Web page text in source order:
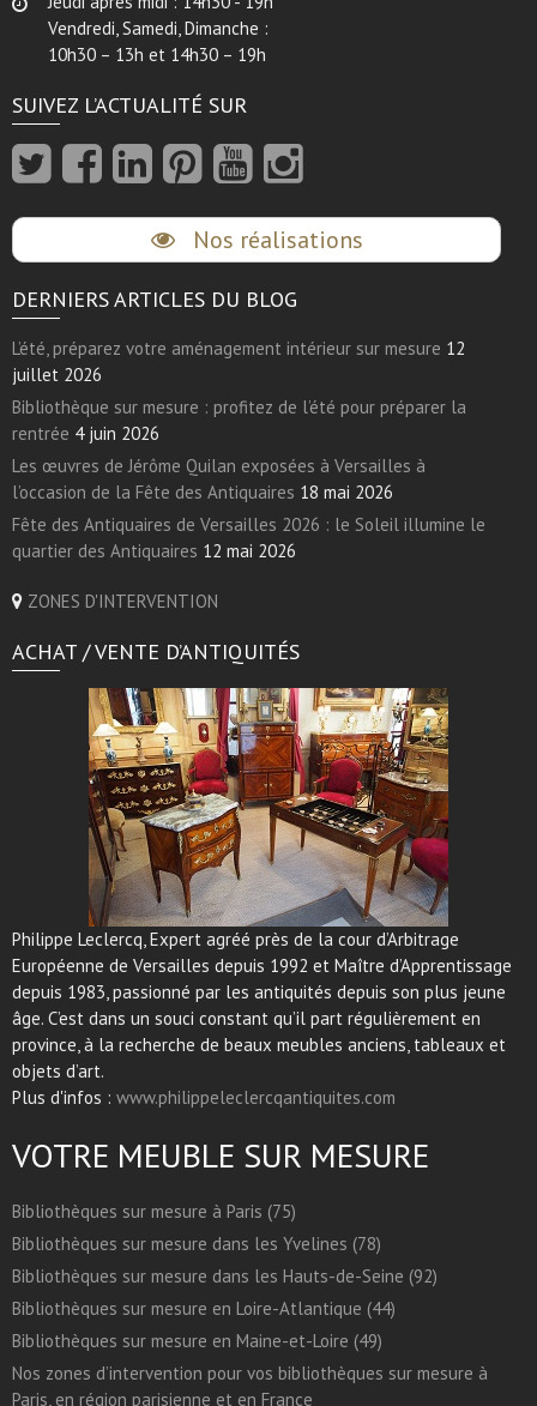
Vendredi, Samedi, Dimanche :
10h30 – 13h et 14h30 – 19h
SUIVEZ L’ACTUALITÉ SUR
Nos réalisations
DERNIERS ARTICLES DU BLOG
L’été, préparez votre aménagement intérieur sur mesure 12
juillet 2026
Bibliothèque sur mesure : profitez de l’été pour préparer la
rentrée 4 juin 2026
Les œuvres de Jérôme Quilan exposées à Versailles à
l’occasion de la Fête des Antiquaires 18 mai 2026
Fête des Antiquaires de Versailles 2026 : le Soleil illumine le
quartier des Antiquaires 12 mai 2026
ZONES D'INTERVENTION
ACHAT / VENTE D’ANTIQUITÉS
Philippe Leclercq, Expert agréé près de la cour d’Arbitrage
Européenne de Versailles depuis 1992 et Maître d’Apprentissage
depuis 1983, passionné par les antiquités depuis son plus jeune
âge. C’est dans un souci constant qu’il part régulièrement en
province, à la recherche de beaux meubles anciens, tableaux et
objets d’art.
Plus d'infos : www.philippeleclercqantiquites.com
VOTRE MEUBLE SUR MESURE
Bibliothèques sur mesure à Paris (75)
Bibliothèques sur mesure dans les Yvelines (78)
Bibliothèques sur mesure dans les Hauts-de-Seine (92)
Bibliothèques sur mesure en Loire-Atlantique (44)
Bibliothèques sur mesure en Maine-et-Loire (49)
Nos zones d’intervention pour vos bibliothèques sur mesure à
Paris, en région parisienne et en France